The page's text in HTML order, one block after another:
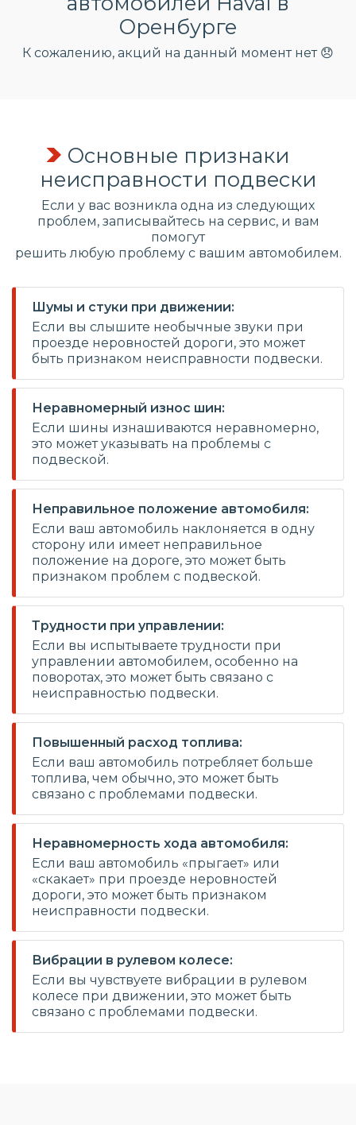
Оренбурге
К сожалению, акций на данный момент нет 😞
Основные признаки
неисправности подвески
Если у вас возникла одна из следующих
проблем, записывайтесь на сервис, и вам
помогут
решить любую проблему с вашим автомобилем.
Шумы и стуки при движении:
Если вы слышите необычные звуки при
проезде неровностей дороги, это может
быть признаком неисправности подвески.
Неравномерный износ шин:
Если шины изнашиваются неравномерно,
это может указывать на проблемы с
подвеской.
Неправильное положение автомобиля:
Если ваш автомобиль наклоняется в одну
сторону или имеет неправильное
положение на дороге, это может быть
признаком проблем с подвеской.
Трудности при управлении:
Если вы испытываете трудности при
управлении автомобилем, особенно на
поворотах, это может быть связано с
неисправностью подвески.
Повышенный расход топлива:
Если ваш автомобиль потребляет больше
топлива, чем обычно, это может быть
связано с проблемами подвески.
Неравномерность хода автомобиля:
Если ваш автомобиль «прыгает» или
«скакает» при проезде неровностей
дороги, это может быть признаком
неисправности подвески.
Вибрации в рулевом колесе:
Если вы чувствуете вибрации в рулевом
колесе при движении, это может быть
связано с проблемами подвески.